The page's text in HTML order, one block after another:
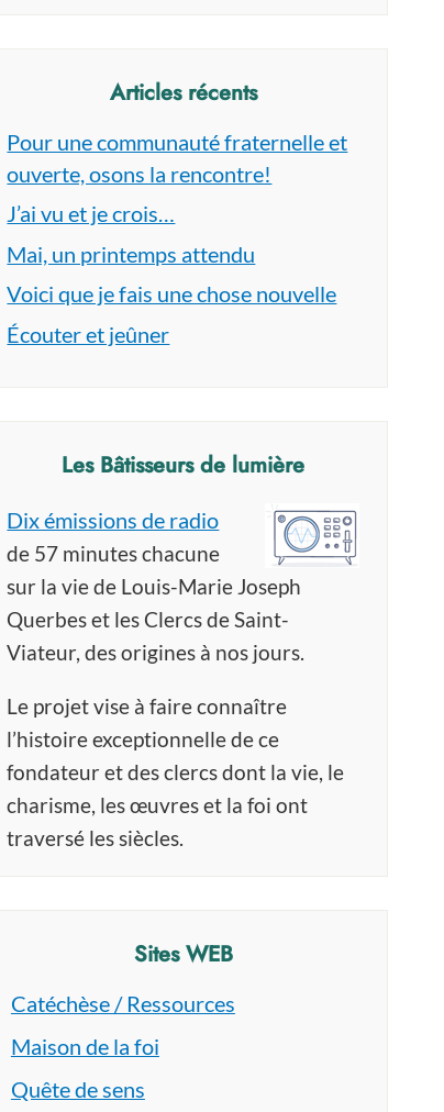
Articles récents
Pour une communauté fraternelle et
ouverte, osons la rencontre!
J’ai vu et je crois…
Mai, un printemps attendu
Voici que je fais une chose nouvelle
Écouter et jeûner
Les Bâtisseurs de lumière
Dix émissions de radio
de 57 minutes chacune
sur la vie de Louis-Marie Joseph
Querbes et les Clercs de Saint-
Viateur, des origines à nos jours.
Le projet vise à faire connaître
l’histoire exceptionnelle de ce
fondateur et des clercs dont la vie, le
charisme, les œuvres et la foi ont
traversé les siècles.
Sites WEB
Catéchèse / Ressources
Maison de la foi
Quête de sens